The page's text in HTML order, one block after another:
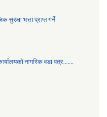
भत्ता प्राप्त गर्ने
नागरिक वडा पत्र.......